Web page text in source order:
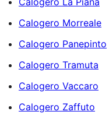
Calogero Morreale
Calogero Panepinto
Calogero Tramuta
Calogero Vaccaro
Calogero Zaffuto